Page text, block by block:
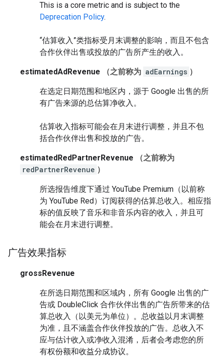
This is a core metric and is subject to the
Deprecation Policy.
“估算收入”类指标受月末调整的影响，而且不包含
合作伙伴出售或投放的广告所产生的收入。
estimatedAdRevenue （之前称为 adEarnings ）
在选定日期范围和地区内，源于 Google 出售的所
有广告来源的总估算净收入。
估算收入指标可能会在月末进行调整，并且不包
括合作伙伴出售和投放的广告。
estimatedRedPartnerRevenue
（之前称为
redPartnerRevenue ）
所选报告维度下通过 YouTube Premium（以前称
为 YouTube Red）订阅获得的估算总收入。相应指
标的值反映了音乐和非音乐内容的收入，并且可
能会在月末进行调整。
广告效果指标
grossRevenue
在所选日期范围和区域内，所有 Google 出售的广
告或 DoubleClick 合作伙伴出售的广告所带来的估
算总收入（以美元为单位）。总收益以月末调整
为准，且不涵盖合作伙伴投放的广告。总收入不
应与估计收入或净收入混淆，后者会考虑您的所
有权份额和收益分成协议。